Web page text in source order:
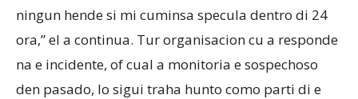
ningun hende si mi cuminsa specula dentro di 24
ora,” el a continua. Tur organisacion cu a responde
na e incidente, of cual a monitoria e sospechoso
den pasado, lo sigui traha hunto como parti di e